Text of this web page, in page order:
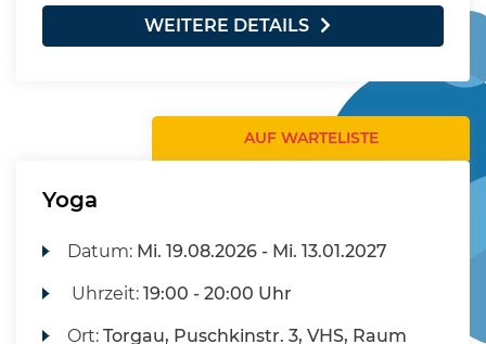
WEITERE DETAILS
AUF WARTELISTE
Yoga
Datum: Mi. 19.08.2026 - Mi. 13.01.2027
Uhrzeit:19:00 - 20:00 Uhr
Ort:Torgau, Puschkinstr. 3, VHS, Raum